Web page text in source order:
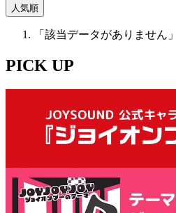
人気順
「該当データがありません」
PICK UP